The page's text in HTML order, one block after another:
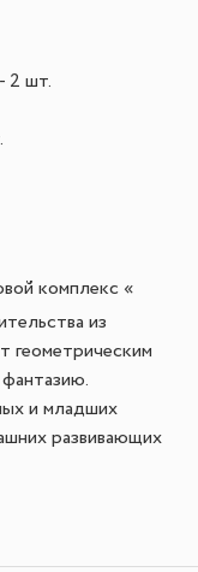
2 шт.
комплекс «
из
геометрическим
фантазию.
и младших
развивающих